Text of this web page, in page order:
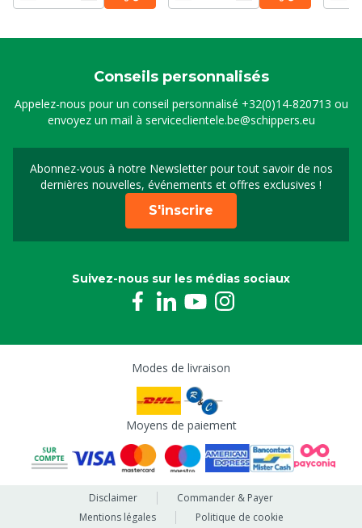
Conseils personnalisés
Appelez-nous pour un conseil personnalisé +32(0)14-820713 ou
envoyez un mail à serviceclientele.be@schippers.eu
Abonnez-vous à notre Newsletter pour tout savoir de nos
dernières nouvelles, événements et offres exclusives !
Inscrivez-vous à notre
S'inscrire
Suivez-nous sur les médias sociaux
Modes de livraison
Moyens de paiement
Disclaimer
Commander & Payer
Mentions légales
Politique de cookie